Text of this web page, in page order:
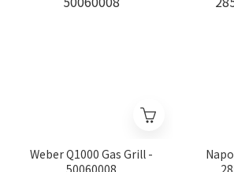
Weber Q1000 Gas Grill -
50060008